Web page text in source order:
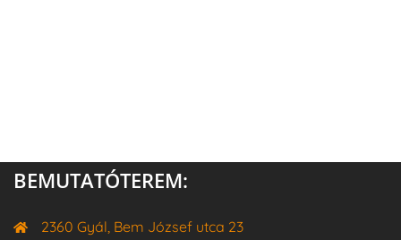
BEMUTATÓTEREM:
2360 Gyál, Bem József utca 23